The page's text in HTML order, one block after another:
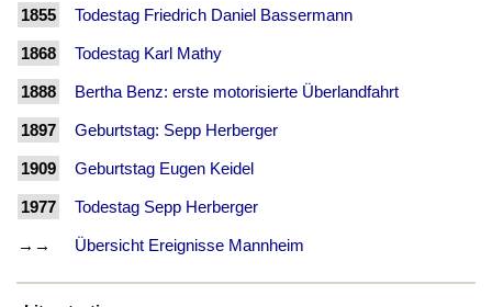
1855 Todestag Friedrich Daniel Bassermann
1868 Todestag Karl Mathy
1888 Bertha Benz: erste motorisierte Überlandfahrt
1897 Geburtstag: Sepp Herberger
1909 Geburtstag Eugen Keidel
1977 Todestag Sepp Herberger
→→ Übersicht Ereignisse Mannheim